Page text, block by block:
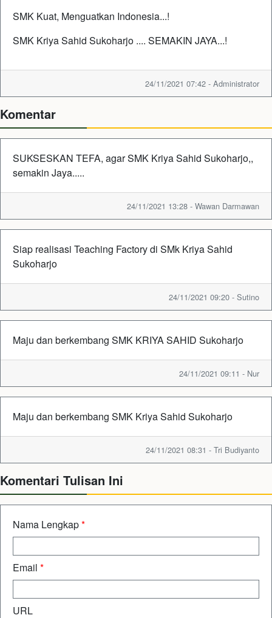
SMK Kuat, Menguatkan Indonesia...!
SMK Kriya Sahid Sukoharjo .... SEMAKIN JAYA...!
24/11/2021 07:42 - Administrator
Komentar
SUKSESKAN TEFA, agar SMK Kriya Sahid Sukoharjo,,
semakin Jaya.....
24/11/2021 13:28 - Wawan Darmawan
Siap realisasi Teaching Factory di SMk Kriya Sahid
Sukoharjo
24/11/2021 09:20 - Sutino
Maju dan berkembang SMK KRIYA SAHID Sukoharjo
24/11/2021 09:11 - Nur
Maju dan berkembang SMK Kriya Sahid Sukoharjo
24/11/2021 08:31 - Tri Budiyanto
Komentari Tulisan Ini
Nama Lengkap*
Email *
URL